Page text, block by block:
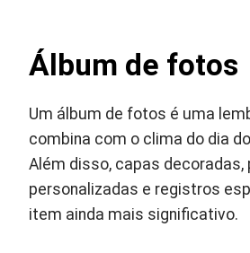
Álbum de fotos
Um álbum de fotos é uma
combina com o clima do dia
Além disso, capas decoradas,
personalizadas e registros
item ainda mais significativo.